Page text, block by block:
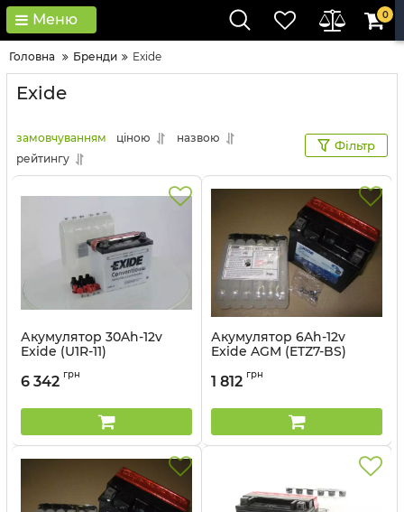
Меню 0
Головна Бренди Exide
Exide
замовчуванням ціною
назвою
рейтингу
Фільтр
Акумулятор 30Ah-12v
Exide (U1R-11)
Артикул:
6 342 грн
Акумулятор 6Ah-12v
Exide AGM (ETZ7-BS)
Артикул:
1 812 грн